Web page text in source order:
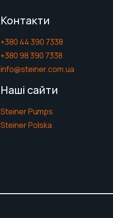
Контакти
+380 44 390 7338
+380 98 390 7338
info@steiner.com.ua
Наші сайти
Steiner Pumps
Steiner Polska